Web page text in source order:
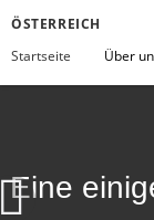
ÖSTERREICH
Startseite
Über
Eine